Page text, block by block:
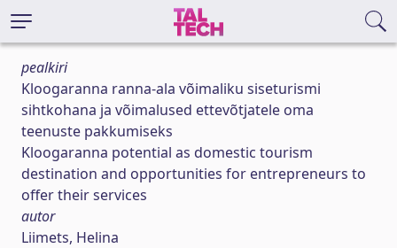
pealkiri
Kloogaranna ranna-ala võimaliku siseturismi
sihtkohana ja võimalused ettevõtjatele oma
teenuste pakkumiseks
Kloogaranna potential as domestic tourism
destination and opportunities for entrepreneurs to
offer their services
autor
Liimets, Helina